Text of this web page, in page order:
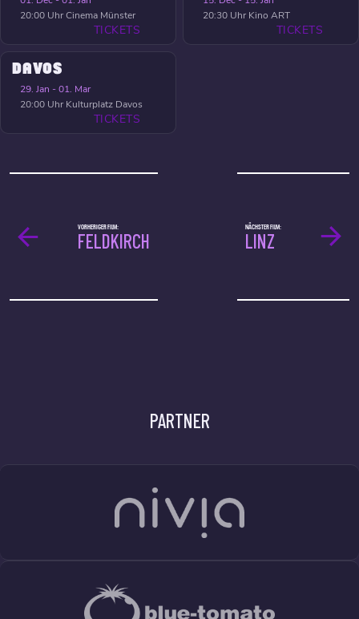
20:00 UhrCinema Münster
TICKETS
20:30 Uhr Kino ART
TICKETS
DAVOS
29. Jan - 01. Mar
20:00 Uhr Kulturplatz Davos
TICKETS
NÄCHSTER FILM:
LINZ
VORHERIGER FILM:
FELDKIRCH
PARTNER